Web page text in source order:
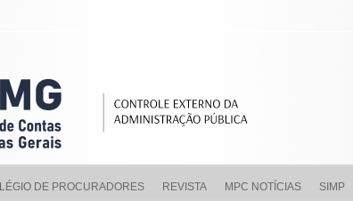
DE PROCURADORES REVISTA MPC NOTÍCIAS SIMP